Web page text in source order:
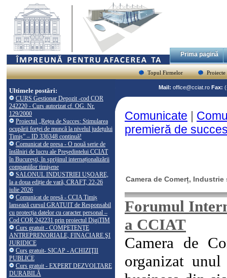
Prima pagină
Topul Firmelor Proiecte
Ultimele postări:
CURS Gestionar Depozit -cod COR
242220 - Curs autorizat cf. OG. Nr.
129/2000
Proiectul „Rețea de Succes: Stimularea
ocupării forței de muncă la nivelul județului
Timiș” – ID 336348 continuă!
Comunicat de presa - O nouă serie de
întâlniri de lucru ale Președintelui CCIAT
în București, în sprijinul internaționalizării
companiilor timișene
SALONUL INDUSTRIEI UȘOARE,
la a doua ediție de vară, CRAFT, 22-26
iulie 2026
Comunicat de presă - CCIA Timiș
lansează cursul GRATUIT de Responsabil
cu protecția datelor cu caracter personal –
Cod COR 242231 prin proiectul DigiTIM
Curs gratuit - COMPETENŢE
ANTREPRENORIALE, FINACIARE ŞI
JURIDICE
Curs gratuit- SICAP - ACHIZIŢII
PUBLICE
Curs gratuit - EXPERT DEZVOLTARE
DURABILĂ
Mail: office@cciat.ro Fax:
Comunicate |
premieră de
Camera de Comerț,
Forumul
a CCIAT
Camera de
organizat unul